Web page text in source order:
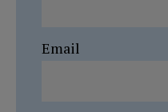
Email